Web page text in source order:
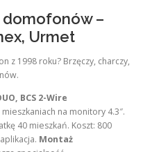
–
Urmet
z 1998 roku? Brzęczy, charczy,
BCS 2-Wire
na monitory 4.3″.
40 mieszkań. Koszt: 800
Montaż